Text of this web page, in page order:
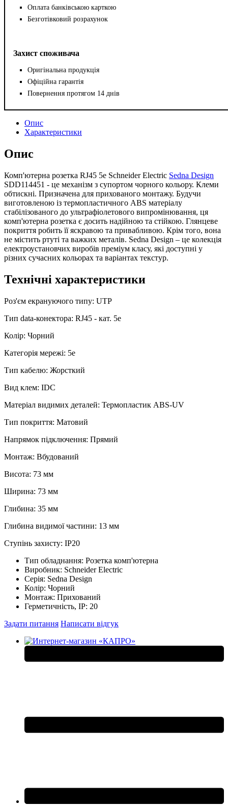
Оплата банківською карткою
Безготівковий розрахунок
Захист споживача
Оригінальна продукція
Офіційна гарантія
Повернення протягом 14 днів
Опис
Характеристики
Опис
Комп'ютерна розетка RJ45 5e Schneider Electric Sedna Design
SDD114451 - це механізм з супортом чорного кольору. Клеми
обтискні. Призначена для прихованого монтажу. Будучи
виготовленою із термопластичного ABS матеріалу
стабілізованого до ультрафіолетового випромінювання, ця
комп'ютерна розетка є досить надійною та стійкою. Глянцеве
покриття робить її яскравою та привабливою. Крім того, вона
не містить ртуті та важких металів. Sedna Design – це колекція
електроустановчих виробів преміум класу, які доступні у
різних сучасних кольорах та варіантах текстур.
Технічні характеристики
Роз'єм екрануючого типу: UTP
Тип data-конектора: RJ45 - кат. 5e
Колір: Чорний
Категорія мережі: 5e
Тип кабелю: Жорсткий
Вид клем: IDC
Матеріал видимих деталей: Термопластик ABS-UV
Тип покриття: Матовий
Напрямок підключення: Прямий
Монтаж: Вбудований
Висота: 73 мм
Ширина: 73 мм
Глибина: 35 мм
Глибина видимої частини: 13 мм
Ступінь захисту: IP20
Тип обладнання: Розетка комп'ютерна
Виробник: Schneider Electric
Серія: Sedna Design
Колір: Чорний
Монтаж: Прихований
Герметичність, IP: 20
Задати питання Написати відгук